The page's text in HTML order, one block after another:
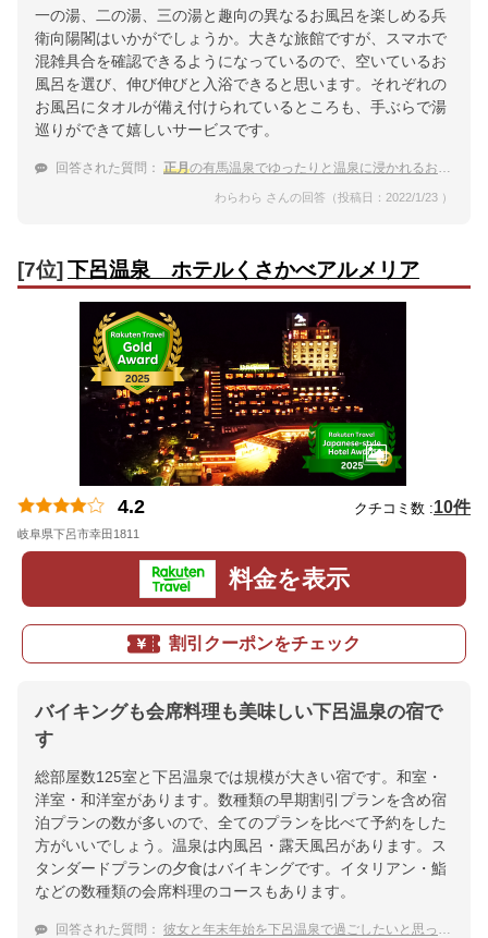
一の湯、二の湯、三の湯と趣向の異なるお風呂を楽しめる兵
衛向陽閣はいかがでしょうか。大きな旅館ですが、スマホで
混雑具合を確認できるようになっているので、空いているお
風呂を選び、伸び伸びと入浴できると思います。それぞれの
お風呂にタオルが備え付けられているところも、手ぶらで湯
巡りができて嬉しいサービスです。
回答された質問： 正月の有馬温泉でゆったりと温泉に浸かれるお宿を探しています。
わらわら さんの回答（投稿日：2022/1/23 ）
[7位] 下呂温泉 ホテルくさかべアルメリア
4.2 クチコミ数 :10件
岐阜県下呂市幸田1811
料金を表示
割引クーポンをチェック
バイキングも会席料理も美味しい下呂温泉の宿で
す
総部屋数125室と下呂温泉では規模が大きい宿です。和室・
洋室・和洋室があります。数種類の早期割引プランを含め宿
泊プランの数が多いので、全てのプランを比べて予約をした
方がいいでしょう。温泉は内風呂・露天風呂があります。ス
タンダードプランの夕食はバイキングです。イタリアン・鮨
などの数種類の会席料理のコースもあります。
回答された質問： 彼女と年末年始を下呂温泉で過ごしたいと思っています。おすすめのプランがある宿があれば知りたいです。